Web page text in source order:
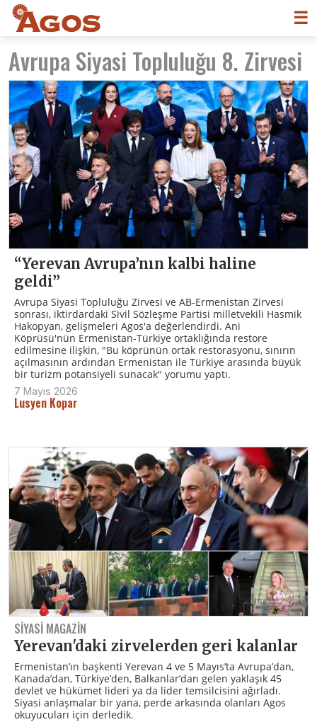
☰
Avrupa Siyasi Topluluğu 8. Zirvesi
“Yerevan Avrupa’nın kalbi haline
geldi”
Avrupa Siyasi Topluluğu Zirvesi ve AB-Ermenistan Zirvesi
sonrası, iktirdardaki Sivil Sözleşme Partisi milletvekili Hasmik
Hakopyan, gelişmeleri Agos'a değerlendirdi. Ani
Köprüsü'nün Ermenistan-Türkiye ortaklığında restore
edilmesine ilişkin, "Bu köprünün ortak restorasyonu, sınırın
açılmasının ardından Ermenistan ile Türkiye arasında büyük
bir turizm potansiyeli sunacak" yorumu yaptı.
7 Mayıs 2026
Lusyen Kopar
SIYASI MAGAZIN
Yerevan'daki zirvelerden geri kalanlar
Ermenistan’ın başkenti Yerevan 4 ve 5 Mayıs’ta Avrupa’dan,
Kanada’dan, Türkiye’den, Balkanlar’dan gelen yaklaşık 45
devlet ve hükümet lideri ya da lider temsilcisini ağırladı.
Siyasi anlaşmalar bir yana, perde arkasında olanları Agos
okuyucuları için derledik.